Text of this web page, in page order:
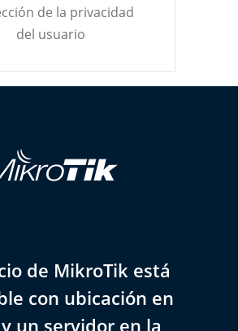
de la privacidad
del usuario
de MikroTik está
con ubicación en
un servidor en la